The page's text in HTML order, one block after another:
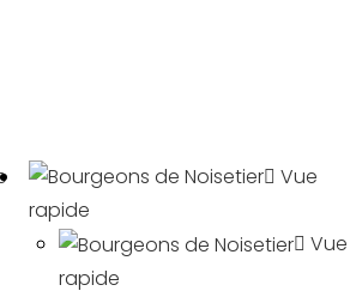
Vue
rapide
Vue
rapide